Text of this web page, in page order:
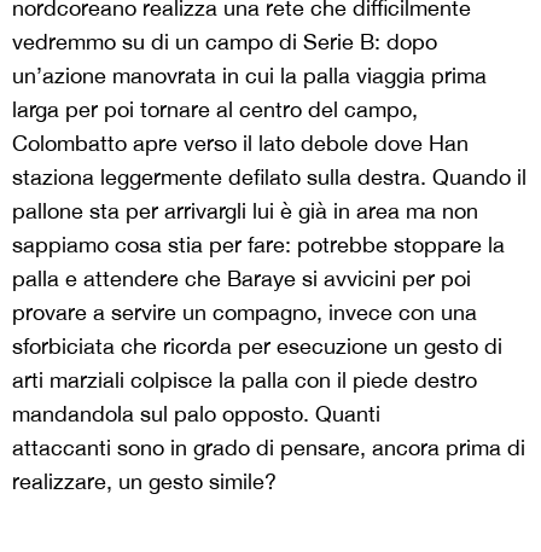
nordcoreano realizza una rete che difficilmente
vedremmo su di un campo di Serie B: dopo
un’azione manovrata in cui la palla viaggia prima
larga per poi tornare al centro del campo,
Colombatto apre verso il lato debole dove Han
staziona leggermente defilato sulla destra. Quando il
pallone sta per arrivargli lui è già in area ma non
sappiamo cosa stia per fare: potrebbe stoppare la
palla e attendere che Baraye si avvicini per poi
provare a servire un compagno, invece con una
sforbiciata che ricorda per esecuzione un gesto di
arti marziali colpisce la palla con il piede destro
mandandola sul palo opposto. Quanti
attaccanti sono in grado di pensare, ancora prima di
realizzare, un gesto simile?